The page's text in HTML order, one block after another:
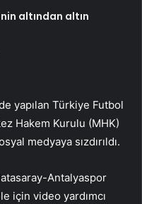
altından altın
yapılan Türkiye Futbol
Hakem Kurulu (MHK)
medyaya sızdırıldı.
Antalyaspor
için video yardımcı